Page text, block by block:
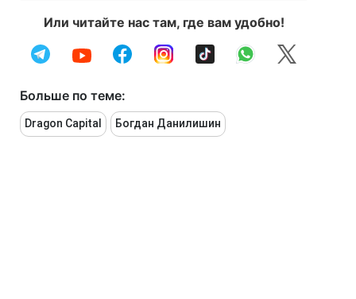
Или читайте нас там, где вам удобно!
Больше по теме:
Dragon Capital Богдан Данилишин